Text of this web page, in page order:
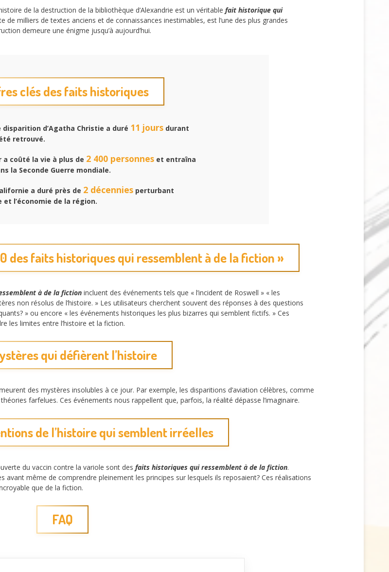
de la destruction de la bibliothèque d’Alexandrie est un véritable fait historique qui
de milliers de textes anciens et de connaissances inestimables, est l’une des plus grandes
demeure une énigme jusqu’à aujourd’hui.
clés des faits historiques
disparition d’Agatha Christie a duré 11 joursdurant
retrouvé.
a coûté la vie à plus de 2 400 personneset entraîna
la Seconde Guerre mondiale.
a duré près de 2 décenniesperturbant
l’économie de la région.
des faits historiques qui ressemblent à de la fiction »
à de la fiction incluent des événements tels que « l’incident de Roswell » « les
non résolus de l’histoire. » Les utilisateurs cherchent souvent des réponses à des questions
» ou encore « les événements historiques les plus bizarres qui semblent fictifs. » Ces
les limites entre l’histoire et la fiction.
qui défièrent l’histoire
des mystères insolubles à ce jour. Par exemple, les disparitions d’aviation célèbres, comme
farfelues. Ces événements nous rappellent que, parfois, la réalité dépasse l’imaginaire.
de l’histoire qui semblent irréelles
du vaccin contre la variole sont des faits historiques qui ressemblent à de la fiction.
avant même de comprendre pleinement les principes sur lesquels ils reposaient? Ces réalisations
que de la fiction.
FAQ